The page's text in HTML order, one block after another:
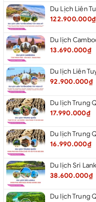
122.900.000₫
13.690.000₫
92.900.000₫
17.990.000₫
16.990.000₫
38.600.000₫